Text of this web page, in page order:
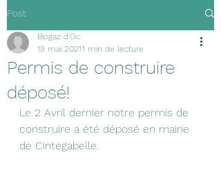
Post
Permis de construire
déposé!
Biogaz d'Oc
19 mai 20211 min de lecture
Le 2 Avril dernier notre permis de
construire a été déposé en mairie
de Cintegabelle.